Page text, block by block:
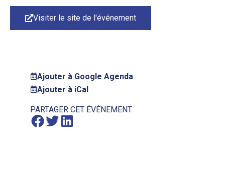
Visiter le site de l'événement
Ajouter à Google Agenda
Ajouter à iCal
PARTAGER CET ÉVÈNEMENT